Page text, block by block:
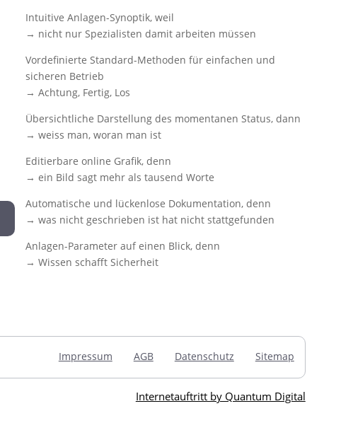
Intuitive Anlagen-Synoptik, weil
→ nicht nur Spezialisten damit arbeiten müssen
Vordefinierte Standard-Methoden für einfachen und
sicheren Betrieb
→ Achtung, Fertig, Los
Übersichtliche Darstellung des momentanen Status, dann
→ weiss man, woran man ist
Editierbare online Grafik, denn
→ ein Bild sagt mehr als tausend Worte
Automatische und lückenlose Dokumentation, denn
→ was nicht geschrieben ist hat nicht stattgefunden
Anlagen-Parameter auf einen Blick, denn
→ Wissen schafft Sicherheit
Impressum AGB Datenschutz Sitemap
Internetauftritt by Quantum Digital